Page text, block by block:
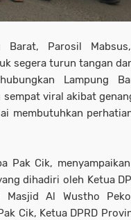
Parosil Mabsus,
segera turun tangan
Lampung
viral akibat
membutuhkan
Pak Cik,
dihadiri oleh Ketua
Al Wustho
Cik, Ketua DPRD